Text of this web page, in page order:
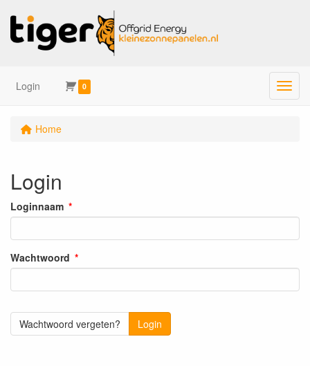
Login 0 Menu
Home
Login
Loginnaam
Wachtwoord
Wachtwoord vergeten? Login